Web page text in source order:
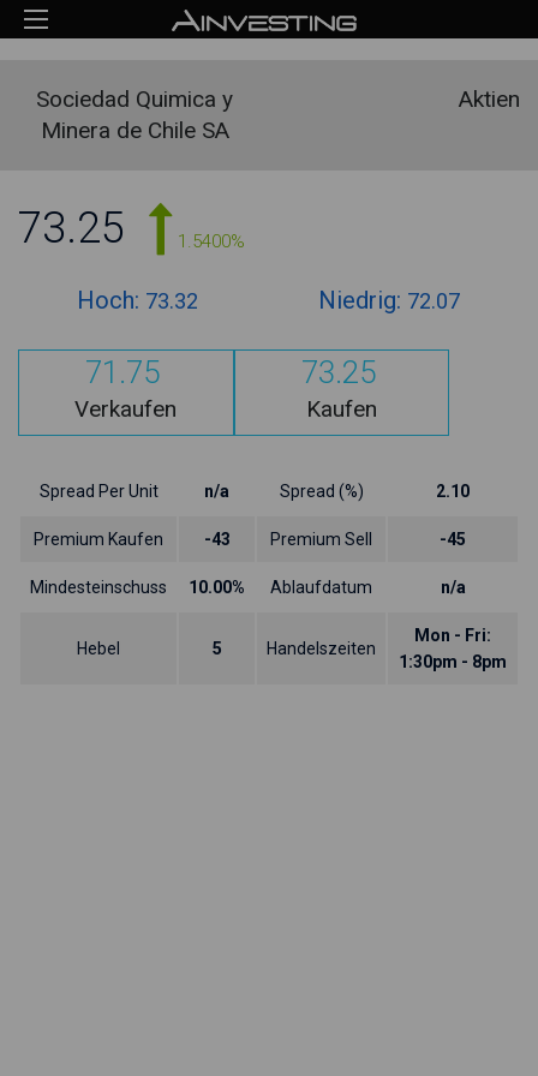
Sociedad Quimica y
Minera de Chile SA
Aktien
73.25 1.5400%
Hoch: 73.32 Niedrig: 72.07
71.75
Verkaufen
73.25
Kaufen
Spread Per Unit n/a Spread (%) 2.10
Premium Kaufen -43 Premium Sell -45
Mindesteinschuss 10.00% Ablaufdatum n/a
Hebel 5 Handelszeiten
Mon - Fri:
1:30pm - 8pm